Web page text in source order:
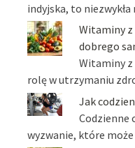
indyjska, to
Witaminy z
dobrego
Witaminy z
rolę w utrzymaniu
Jak
Codzienne
wyzwanie, które